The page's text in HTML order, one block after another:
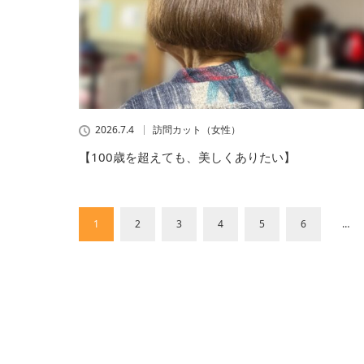
2026.7.4 訪問カット（女性）
【100歳を超えても、美しくありたい】
1 2 3 4 5 6 …